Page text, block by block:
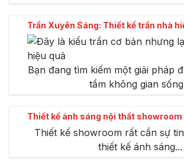
Trần Xuyên Sáng: Thiết kế trần nhà
Bạn đang tìm kiếm một giải pháp
tầm không gian
Thiết kế ánh sáng nội thất
Thiết kế showroom rất cần sự
thiết kế ánh sáng...